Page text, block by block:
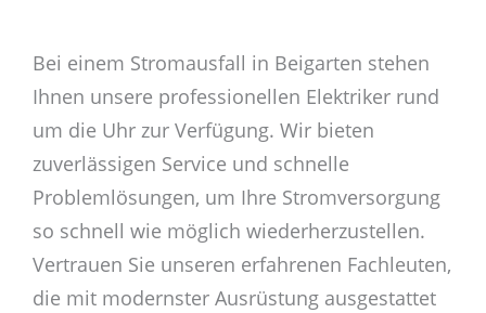
Bei einem Stromausfall in Beigarten stehen
Ihnen unsere professionellen Elektriker rund
um die Uhr zur Verfügung. Wir bieten
zuverlässigen Service und schnelle
Problemlösungen, um Ihre Stromversorgung
so schnell wie möglich wiederherzustellen.
Vertrauen Sie unseren erfahrenen Fachleuten,
die mit modernster Ausrüstung ausgestattet